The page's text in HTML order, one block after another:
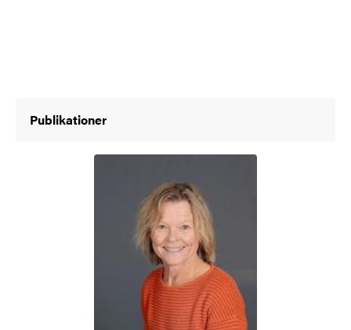
Publikationer